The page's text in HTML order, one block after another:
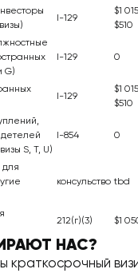
I-129
$1
$510
G)
I-129 0
I-129
$1
$510
S, T, U)
I-854 0
для
консульство tbd
212(г)(3) $1
НАС?
краткосрочный